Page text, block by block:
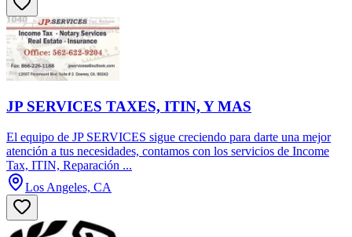
JP SERVICES TAXES, ITIN, Y MAS
El equipo de JP SERVICES sigue creciendo para darte una mejor
atención a tus necesidades, contamos con los servicios de Income
Tax, ITIN, Reparación ...
Los Angeles, CA